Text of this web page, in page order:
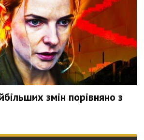
змін порівняно з